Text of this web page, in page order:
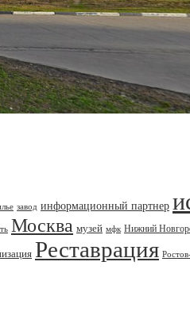
завод информационный партнер
Москва музей мфк Нижний
Реставрация